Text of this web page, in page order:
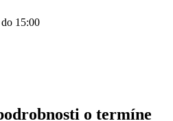
15:00
o termíne